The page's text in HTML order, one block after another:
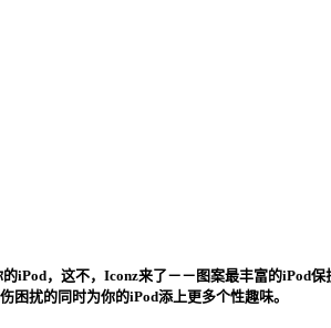
iPod，这不，Iconz来了－－图案最丰富的iPod保
扰的同时为你的iPod添上更多个性趣味。